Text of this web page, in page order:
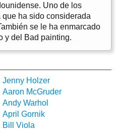
Uno de los
ha sido considerada
se le ha enmarcado
y del Bad painting.
Jenny Holzer
Aaron McGruder
Andy Warhol
April Gornik
Bill Viola